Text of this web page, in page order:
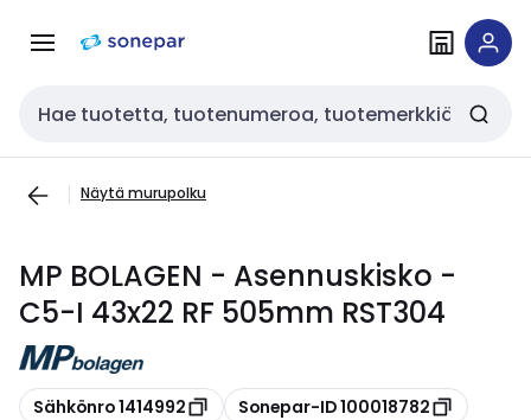
navigointiinsisältöön
Haku
Näytä murupolku
MP BOLAGEN - Asennuskisko -
C5-I 43x22 RF 505mm RST304
Kopioi
Sähkönro 1414992 Kopioi
Sonepar-ID 100018782